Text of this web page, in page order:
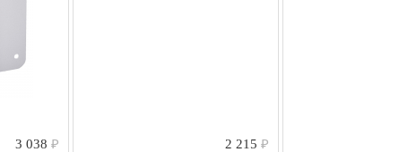
3 038 ₽
2 215 ₽